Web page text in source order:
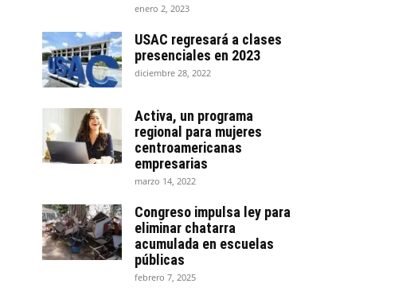
enero 2, 2023
USAC regresará a clases
presenciales en 2023
diciembre 28, 2022
Activa, un programa
regional para mujeres
centroamericanas
empresarias
marzo 14, 2022
Congreso impulsa ley para
eliminar chatarra
acumulada en escuelas
públicas
febrero 7, 2025